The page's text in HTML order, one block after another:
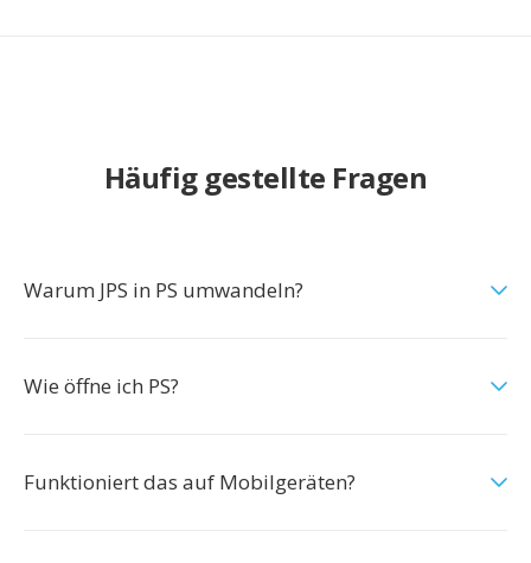
Häufig gestellte Fragen
Warum JPS in PS umwandeln?
Wie öffne ich PS?
Funktioniert das auf Mobilgeräten?